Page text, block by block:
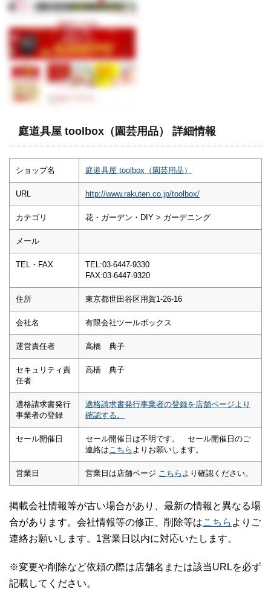
庭道具屋 toolbox（園芸用品） 詳細情報
ショップ名 庭道具屋 toolbox（園芸用品）
URL http://www.rakuten.co.jp/toolbox/
カテゴリ 花・ガーデン・DIY > ガーデニング
メール
TEL・FAX
TEL:03-6447-9330
FAX:03-6447-9320
住所 東京都世田谷区用賀1-26-16
会社名 有限会社ツールボックス
運営責任者 高橋 典子
セキュリティ責
任者
高橋 典子
適格請求書発行
事業者の登録
適格請求書発行事業者の登録を店舗ページより
確認する。
セール開催日
セール開催日は不明です。 セール開催日のご
連絡は こちら よりお願いします。
営業日 営業日は店舗ページ こちら より確認ください。
掲載会社情報等が古い場合があり、最新の情報と異なる場
合があります。会社情報等の修正、削除等はこちら よりご
連絡お願いします。1営業日以内に対応いたします。
※変更や削除など依頼の際は店舗名または該当URLを必ず
記載してください。